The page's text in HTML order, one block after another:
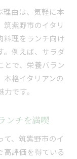
理由は、気軽に本
紫野市のイタリ
料理をランチ向け
。例えば、サラダ
とで、栄養バラン
本格イタリアンの
です。
ンチを満喫
、筑紫野市のイ
高評価を得ている